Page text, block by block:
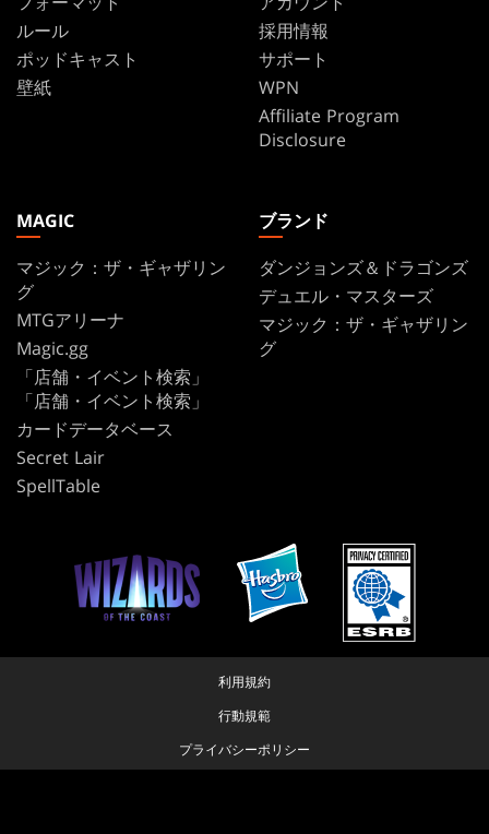
ルール
ポッドキャスト
壁紙
採用情報
サポート
WPN
Affiliate Program
Disclosure
MAGIC
マジック：ザ・ギャザリン
グ
MTGアリーナ
Magic.gg
「店舗・イベント検索」
「店舗・イベント検索」
カードデータベース
Secret Lair
SpellTable
ブランド
ダンジョンズ＆ドラゴンズ
デュエル・マスターズ
マジック：ザ・ギャザリン
グ
利用規約
行動規範
プライバシーポリシー